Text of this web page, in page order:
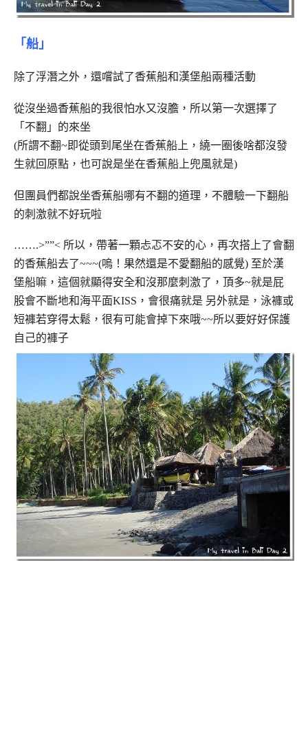
「船」
除了浮潛之外，還嚐試了香蕉船和漢堡船兩種活動
從沒坐過香蕉船的我很怕水又沒膽，所以第一次選擇了
「不翻」的來坐
(所謂不翻~即從頭到尾坐在香蕉船上，繞一圈後啥都沒發
生就回原點，也可說是坐在香蕉船上兜風就是)
但團員們都說坐香蕉船哪有不翻的道理，不體驗一下翻船
的刺激就不好玩啦
…….>””< 所以，帶著一顆忐忑不安的心，再次搭上了會翻
的香蕉船去了~~~(嗚！果然還是不愛翻船的感覺) 至於漢
堡船嘛，這個就顯得安全和沒那麼刺激了，頂多~就是屁
股會不斷地和海平面KISS，會很痛就是 另外就是，泳褲或
短褲若穿得太鬆，很有可能會掉下來哦~~所以要好好保護
自己的褲子